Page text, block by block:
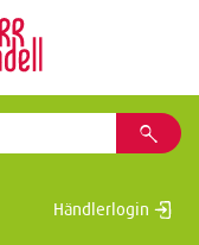
Händlerlogin